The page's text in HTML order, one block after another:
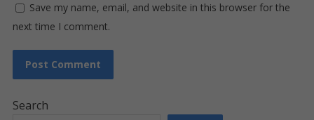
Save my name, email, and website in this browser for the
next time I comment.
Search